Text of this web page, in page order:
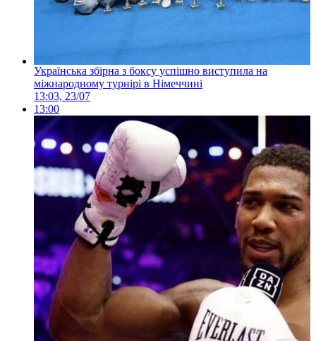
Українська збірна з боксу успішно виступила на
міжнародному турнірі в Німеччині
13:03, 23/07
13:00